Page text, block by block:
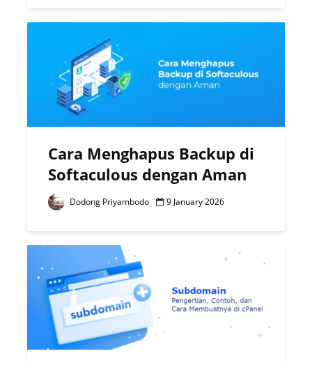
Cara Menghapus Backup di
Softaculous dengan Aman
Dodong Priyambodo 9 January 2026